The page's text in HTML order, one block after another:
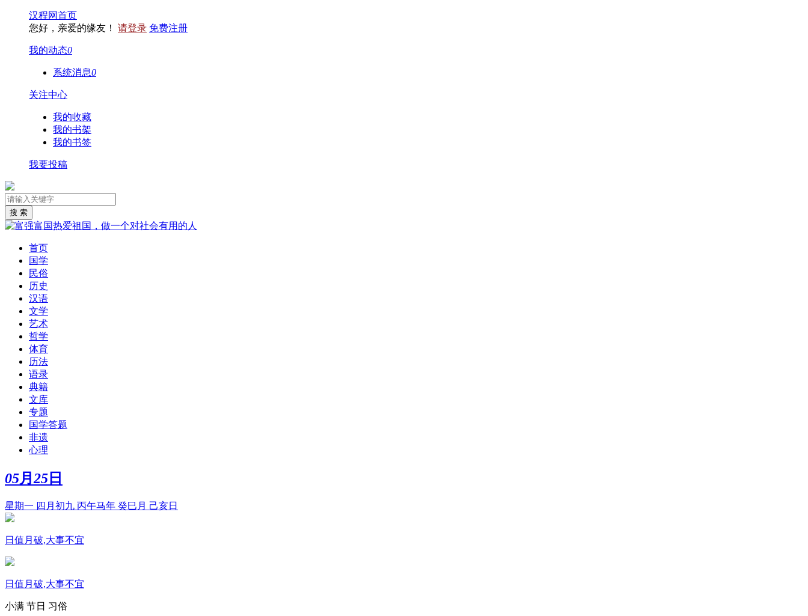
汉程网首页
您好，亲爱的缘友！ 请登录 免费注册
我的动态0
系统消息0
关注中心
我的收藏
我的书架
我的书签
我要投稿
首页
国学
民俗
历史
汉语
文学
艺术
哲学
体育
历法
语录
典籍
文库
专题
国学答题
非遗
心理
05月 25 日
星期一 四月初九 丙午马年 癸巳月 己亥日
日值月破,大事不宜
日值月破,大事不宜
小满 节日 习俗